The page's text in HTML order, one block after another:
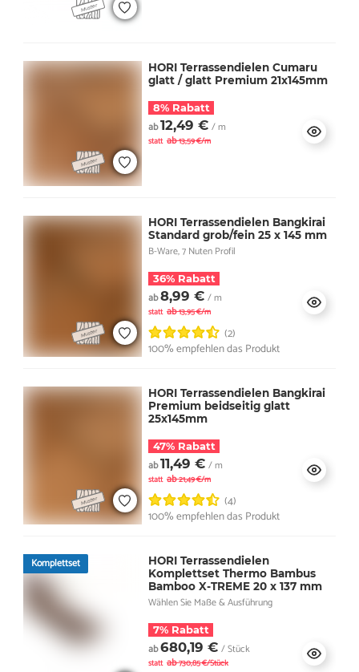
HORI Terrassendielen Cumaru
glatt / glatt Premium 21x145mm
8% Rabatt
ab12,49 € / m
statt ab13,59 €/m
HORI Terrassendielen Bangkirai
Standard grob/fein 25 x 145 mm
B-Ware, 7 Nuten Profil
36% Rabatt
ab8,99 € / m
statt ab13,95 €/m
(2)
100% empfehlen das Produkt
HORI Terrassendielen Bangkirai
Premium beidseitig glatt
25x145mm
47% Rabatt
ab11,49 € / m
statt ab21,49 €/m
(4)
100% empfehlen das Produkt
Komplettset
HORI Terrassendielen
Komplettset Thermo Bambus
Bamboo X-TREME 20 x 137 mm
Wählen Sie Maße & Ausführung
7% Rabatt
ab680,19 € / Stück
statt ab730,85 €/Stück